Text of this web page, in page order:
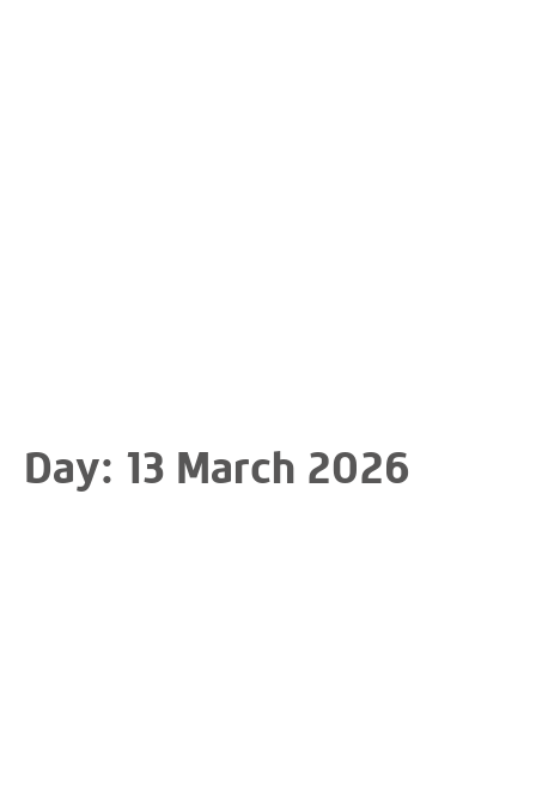
Day: 13 March 2026